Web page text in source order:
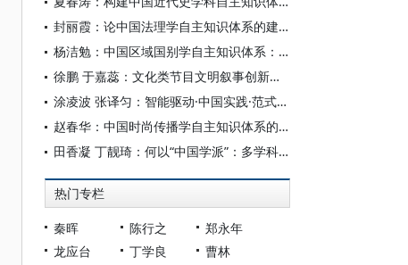
封丽霞：论中国法理学自主知识体系的建构
杨洁勉：中国区域国别学自主知识体系：本原、借鉴和建构
徐鹏 于嘉蕊：文化类节目文明叙事创新与国际传播路径研究—— 以《遇鉴文明》第二季为例
涂凌波 张译匀：智能驱动·中国实践·范式创新：“构建中国新闻传播学自主知识体系”专题研讨会综述
赵春华：中国时尚传播学自主知识体系的内在逻辑与实践路径
田香凝 丁靓琦：何以“中国学派”：多学科视野下中国特色新闻传播学建设的研究
热门专栏
秦晖 陈行之
郑永年
龙应台
丁学良
曹林